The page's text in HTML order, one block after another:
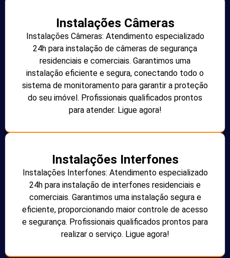
Instalações Câmeras
Instalações Câmeras: Atendimento especializado
24h para instalação de câmeras de segurança
residenciais e comerciais. Garantimos uma
instalação eficiente e segura, conectando todo o
sistema de monitoramento para garantir a proteção
do seu imóvel. Profissionais qualificados prontos
para atender. Ligue agora!
Instalações Interfones
Instalações Interfones: Atendimento especializado
24h para instalação de interfones residenciais e
comerciais. Garantimos uma instalação segura e
eficiente, proporcionando maior controle de acesso
e segurança. Profissionais qualificados prontos para
realizar o serviço. Ligue agora!